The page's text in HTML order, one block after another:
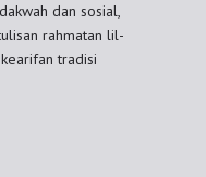
dan sosial,
rahmatan lil-
tradisi